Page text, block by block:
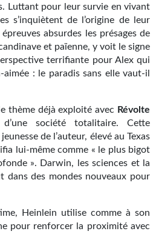
Luttant pour leur survie en vivant
s’inquiètent de l’origine de leur
absurdes les présages de
et païenne, y voit le signe
terrifiante pour Alex qui
: le paradis sans elle vaut-il
thème déjà exploité avec Révolte
société totalitaire. Cette
de l’auteur, élevé au Texas
lui-même comme « le plus bigot
». Darwin, les sciences et la
des mondes nouveaux pour
Heinlein utilise comme à son
pour renforcer la proximité avec